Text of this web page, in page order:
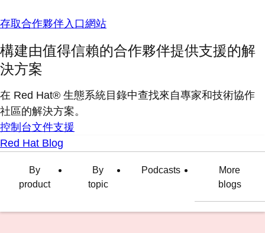
存取合作夥伴入口網站
構建由值得信賴的合作夥伴提供支援的解
決方案
在 Red Hat® 生態系統目錄中查找來自專家和技術協作
社區的解決方案。
控制台文件支援
Red Hat Blog
By
product
By
topic
Podcasts
More
blogs